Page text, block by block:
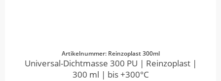
Artikelnummer: Reinzoplast 300ml
Universal-Dichtmasse 300 PU | Reinzoplast |
300 ml | bis +300°C